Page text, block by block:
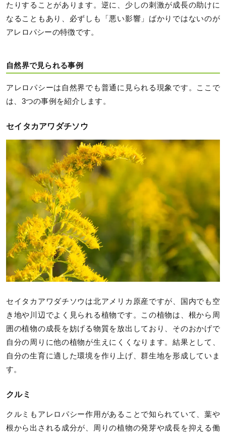
たりすることがあります。逆に、少しの刺激が成長の助けに
なることもあり、必ずしも「悪い影響」ばかりではないのが
アレロパシーの特徴です。
自然界で見られる事例
アレロパシーは自然界でも普通に見られる現象です。ここで
は、3つの事例を紹介します。
セイタカアワダチソウ
セイタカアワダチソウは北アメリカ原産ですが、国内でも空
き地や川辺でよく見られる植物です。この植物は、根から周
囲の植物の成長を妨げる物質を放出しており、そのおかげで
自分の周りに他の植物が生えにくくなります。結果として、
自分の生育に適した環境を作り上げ、群生地を形成していま
す。
クルミ
クルミもアレロパシー作用があることで知られていて、葉や
根から出される成分が、周りの植物の発芽や成長を抑える働